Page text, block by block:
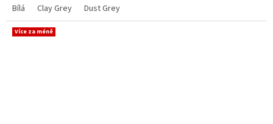
Bílá Clay Grey Dust Grey
Více za méně